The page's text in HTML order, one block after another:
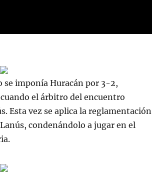
se imponía Huracán por 3-2,
cuando el árbitro del encuentro
Esta vez se aplica la reglamentación
condenándolo a jugar en el